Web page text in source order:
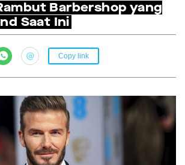
Barbershop yang
Saat Ini
Copy link